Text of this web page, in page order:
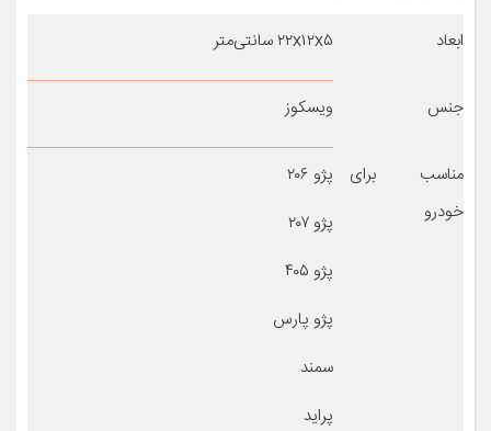
ابعاد ۲۲x۱۲x۵ سانتی‌متر
جنس ویسکوز
مناسب برای
خودرو
پژو ۲۰۶
پژو ۲۰۷
پژو ۴۰۵
پژو پارس
سمند
پراید